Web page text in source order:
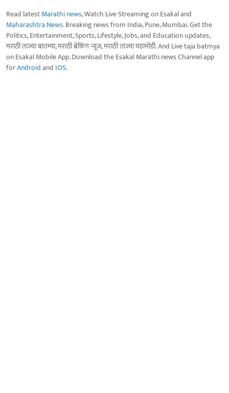
Read latestMarathi news, Watch Live Streaming on Esakal and
Maharashtra News. Breaking news from India, Pune, Mumbai. Get the
Politics, Entertainment, Sports, Lifestyle, Jobs, and Education updates,
मराठी ताज्या बातम्या, मराठी ब्रेकिंग न्यूज, मराठी ताज्या घडामोडी. And Live taja batmya
on Esakal Mobile App. Download the Esakal Marathi news Channel app
forAndroidand IOS.